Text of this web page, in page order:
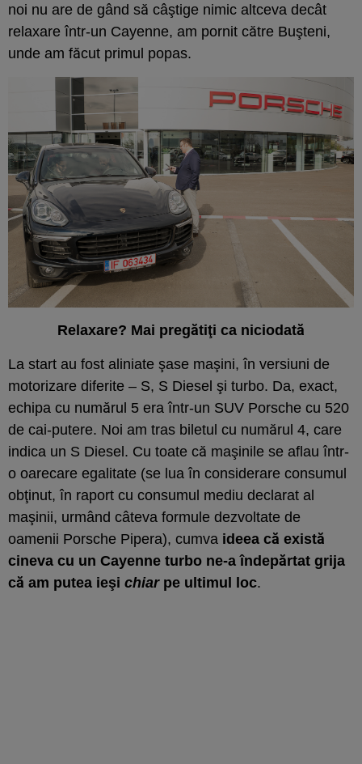
noi nu are de gând să câştige nimic altceva decât
relaxare într-un Cayenne, am pornit către Buşteni,
unde am făcut primul popas.
Relaxare? Mai pregătiţi ca niciodată
La start au fost aliniate şase maşini, în versiuni de
motorizare diferite – S, S Diesel şi turbo. Da, exact,
echipa cu numărul 5 era într-un SUV Porsche cu 520
de cai-putere. Noi am tras biletul cu numărul 4, care
indica un S Diesel. Cu toate că maşinile se aflau într-
o oarecare egalitate (se lua în considerare consumul
obţinut, în raport cu consumul mediu declarat al
maşinii, urmând câteva formule dezvoltate de
oamenii Porsche Pipera), cumva ideea că există
cineva cu un Cayenne turbo ne-a îndepărtat grija
că am putea ieşi chiarpe ultimul loc.